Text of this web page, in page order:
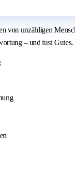
von unzähligen
– und tust Gutes.